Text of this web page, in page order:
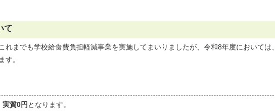
て
までも学校給食費負担軽減事業を実施してまいりましたが、令和8年度においては、
す。
実質0円 となります。